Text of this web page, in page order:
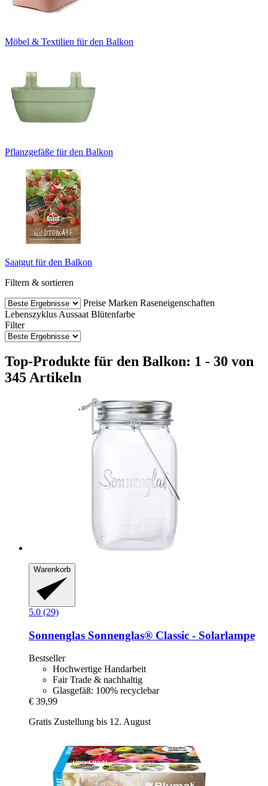
Möbel & Textilien für den Balkon
Pflanzgefäße für den Balkon
Saatgut für den Balkon
Filtern & sortieren
Preise Marken Raseneigenschaften
Lebenszyklus Aussaat Blütenfarbe
Filter
Top-Produkte für den Balkon: 1 - 30 von
345 Artikeln
Warenkorb
5.0 (29)
Sonnenglas Sonnenglas® Classic -​ Solarlampe
Bestseller
Hochwertige Handarbeit
Fair Trade & nachhaltig
Glasgefäß: 100% recyclebar
€ 39,99
Gratis Zustellung bis 12. August